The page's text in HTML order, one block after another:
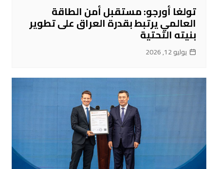
تولغا أورجو: مستقبل أمن الطاقة
العالمي يرتبط بقدرة العراق على تطوير
بنيته التحتية
يوليو 12, 2026